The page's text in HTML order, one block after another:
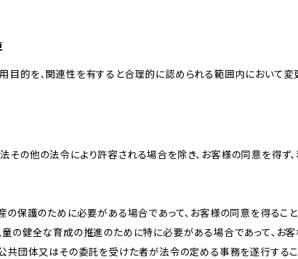
目的を、関連性を有すると合理的に認められる範囲内において
その他の法令により許容される場合を除き、お客様の同意を得
産の保護のために必要がある場合であって、お客様の同意を得るこ
童の健全な育成の推進のために特に必要がある場合であって、お
公共団体又はその委託を受けた者が法令の定める事務を遂行す